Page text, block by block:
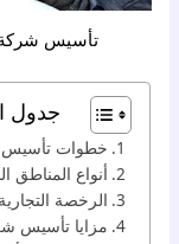
تأسيس شركة
جدول
خطوات تأسيس
أنواع المناطق
الرخصة
مزايا تأسيس